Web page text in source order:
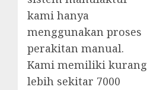
kami hanya
menggunakan proses
perakitan manual.
Kami memiliki kurang
lebih sekitar 7000